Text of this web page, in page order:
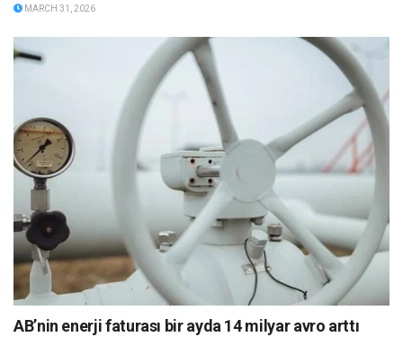
MARCH 31, 2026
AB’nin enerji faturası bir ayda 14 milyar avro arttı